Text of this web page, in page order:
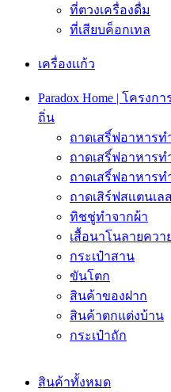
ที่ตวงเครื่องดื่ม
ที่เสียบค็อกเทล
เครื่องเเก้ว
Paradox Home | โคร
ถิ่น
ถาดเสริ์ฟอาหาร
ถาดเสริ์ฟอาหารท
ถาดเสริ์ฟอาหารท
ถาดเสิร์ฟสเเตนเล
ทิชชู่ทำจากผ้า
เสื้อนาโนลายควา
กระเป๋าสาน
ขันโตก
สินค้าของฝาก
สินค้าตกแต่งบ้าน
กระเป๋าถัก
สินค้าทั้งหมด